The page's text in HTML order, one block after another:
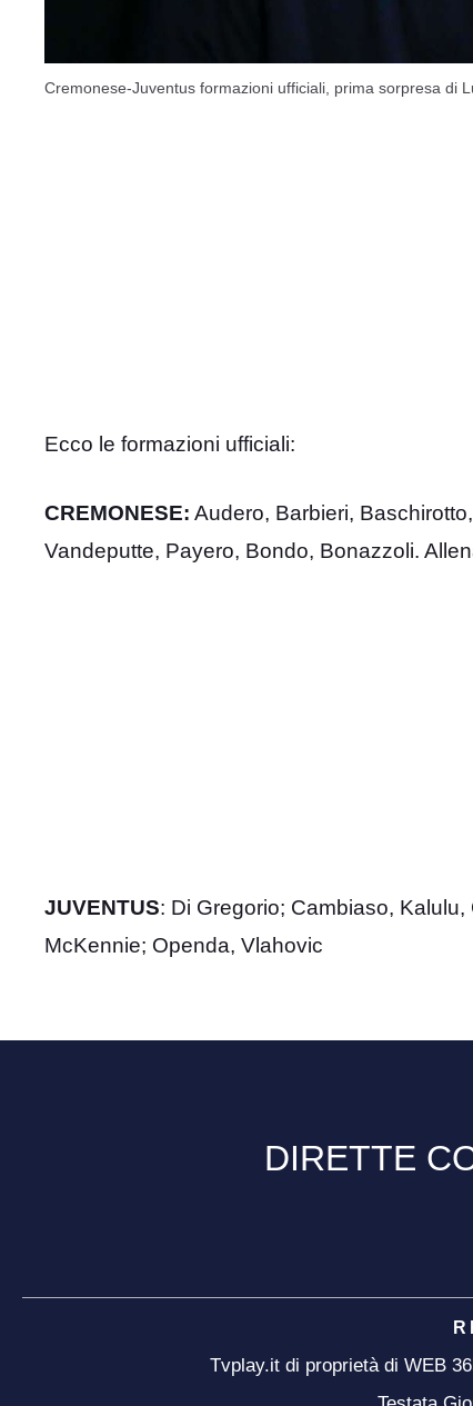
Cremonese-Juventus formazioni ufficiali, prima sorpresa di
Ecco le formazioni ufficiali:
CREMONESE: Audero, Barbieri,
Vandeputte, Payero, Bondo, Bonazzoli.
JUVENTUS: Di Gregorio; Cambiaso,
McKennie; Openda, Vlahovic
DIRETTE
Tvplay.it di proprietà di WEB